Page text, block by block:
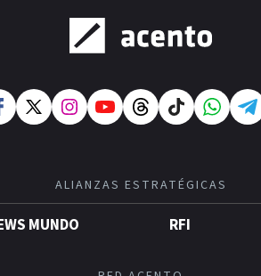
ALIANZAS ESTRATÉGICAS
MUNDO RFI